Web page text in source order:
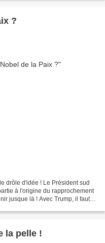
?
drôle d'idée ! Le Président sud
à l'origine du rapprochement
jusque là ! Avec Trump, il faut
la pelle !